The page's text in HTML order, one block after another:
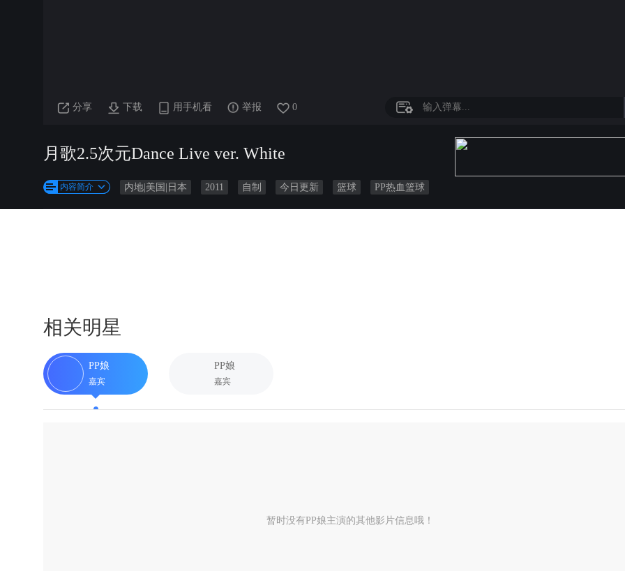
分享 下载 用手机看 举报 0
月歌2.5次元Dance Live ver. White
内容简介 内地|美国|日本 2011 自制 今日更新 篮球 PP热血篮球
相关明星
PP娘
嘉宾
PP娘
嘉宾
暂时没有PP娘主演的其他影片信息哦！